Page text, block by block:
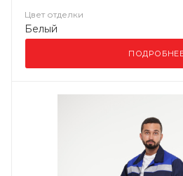
Цвет отделки
Белый